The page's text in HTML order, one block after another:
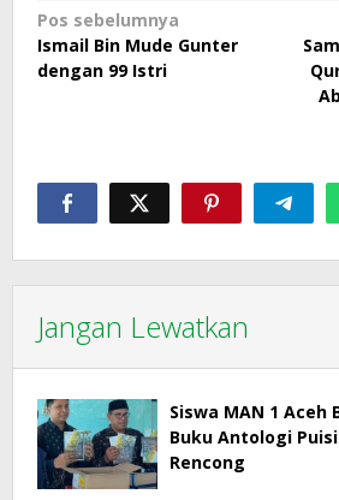
Navigasi
pos
Pos sebelumnya
Ismail Bin Mude Gunter
dengan 99 Istri
Jangan Lewatkan
Siswa MAN 1
Buku Antologi
Rencong